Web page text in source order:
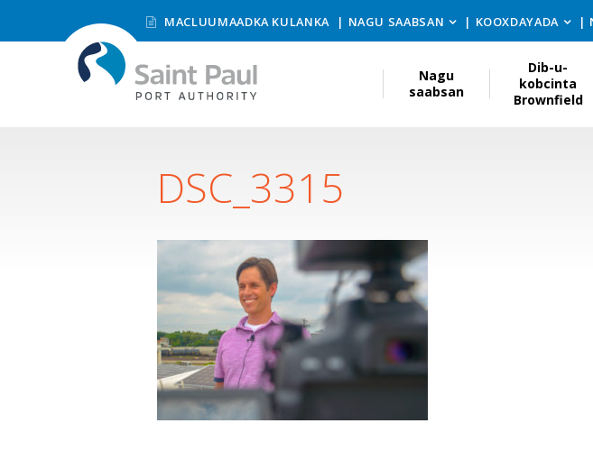
MACLUUMAADKA KULANKA NAGU SAABSAN KOOXDAYADA
Nagu
saabsan
Dib-u-
kobcinta
Brownfield
DSC_3315